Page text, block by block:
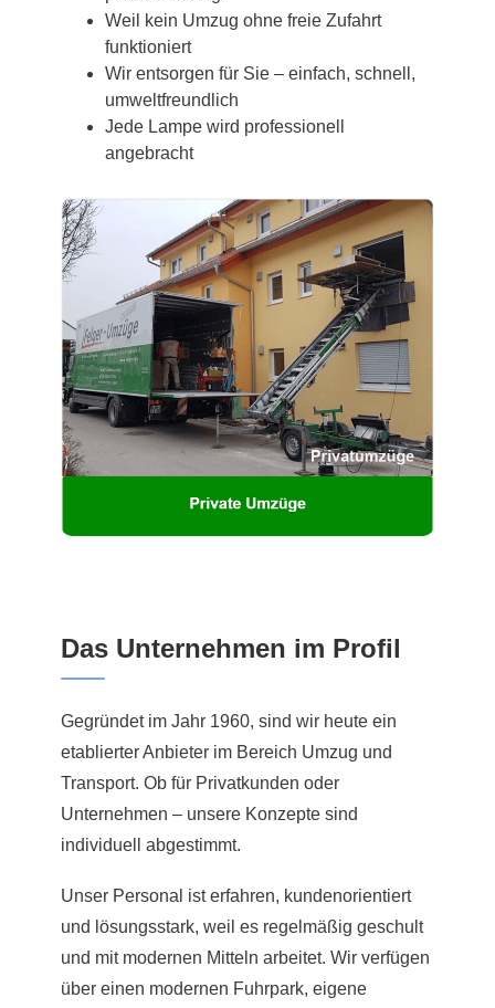
Weil kein Umzug ohne freie Zufahrt
funktioniert
Wir entsorgen für Sie – einfach, schnell,
umweltfreundlich
Jede Lampe wird professionell
angebracht
Das Unternehmen im Profil
Gegründet im Jahr 1960, sind wir heute ein
etablierter Anbieter im Bereich Umzug und
Transport. Ob für Privatkunden oder
Unternehmen – unsere Konzepte sind
individuell abgestimmt.
Unser Personal ist erfahren, kundenorientiert
und lösungsstark, weil es regelmäßig geschult
und mit modernen Mitteln arbeitet. Wir verfügen
über einen modernen Fuhrpark, eigene